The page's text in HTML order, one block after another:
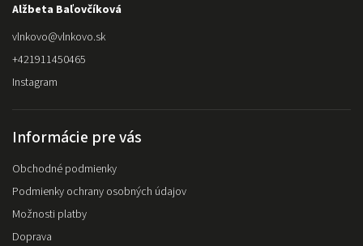
Alžbeta Baľovčíková
vlnkovo@vlnkovo.sk
+421911450465
Instagram
Informácie pre vás
Obchodné podmienky
Podmienky ochrany osobných údajov
Možnosti platby
Doprava